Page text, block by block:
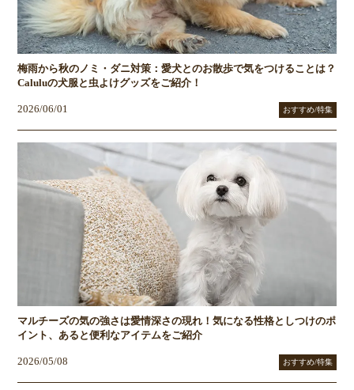
梅雨から秋のノミ・ダニ対策：愛犬とのお散歩で気をつけることは？
Caluluの犬服と虫よけグッズをご紹介！
2026/06/01 おすすめ/特集
マルチーズの気の強さは愛情深さの現れ！気になる性格としつけのポ
イント、あると便利なアイテムをご紹介
2026/05/08 おすすめ/特集